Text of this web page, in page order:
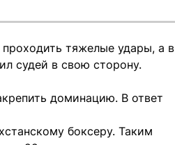
тяжелые удары, а в
судей в свою сторону.
доминацию. В ответ
боксеру. Таким